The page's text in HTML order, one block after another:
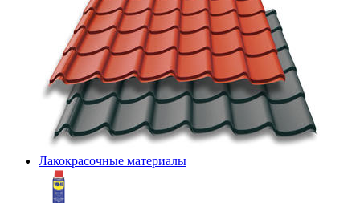
Лакокрасочные материалы